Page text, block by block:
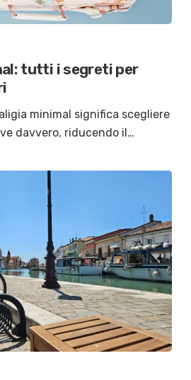
tutti i segreti per
minimal significa scegliere
davvero, riducendo il…